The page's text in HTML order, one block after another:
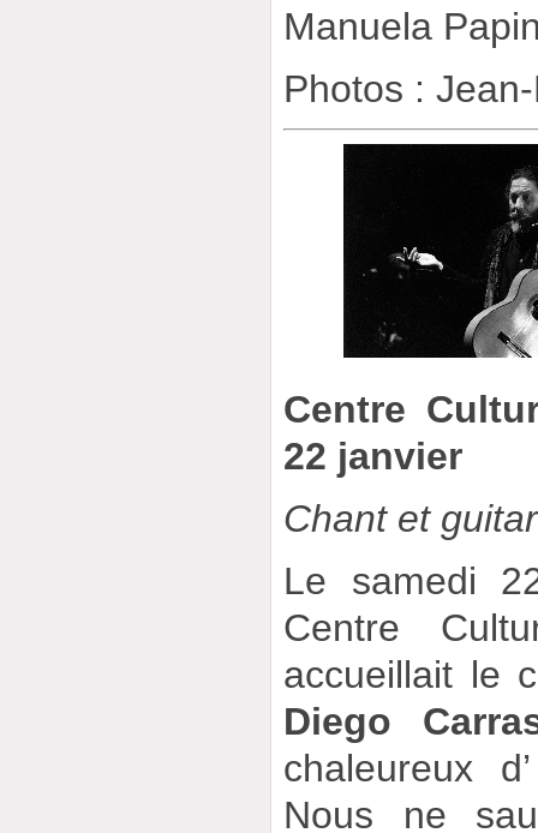
Manuela
Photos :
Centre
22 janvier
Chant et
Le samedi
Centre
accueillait le
Diego
chaleureux
Nous ne